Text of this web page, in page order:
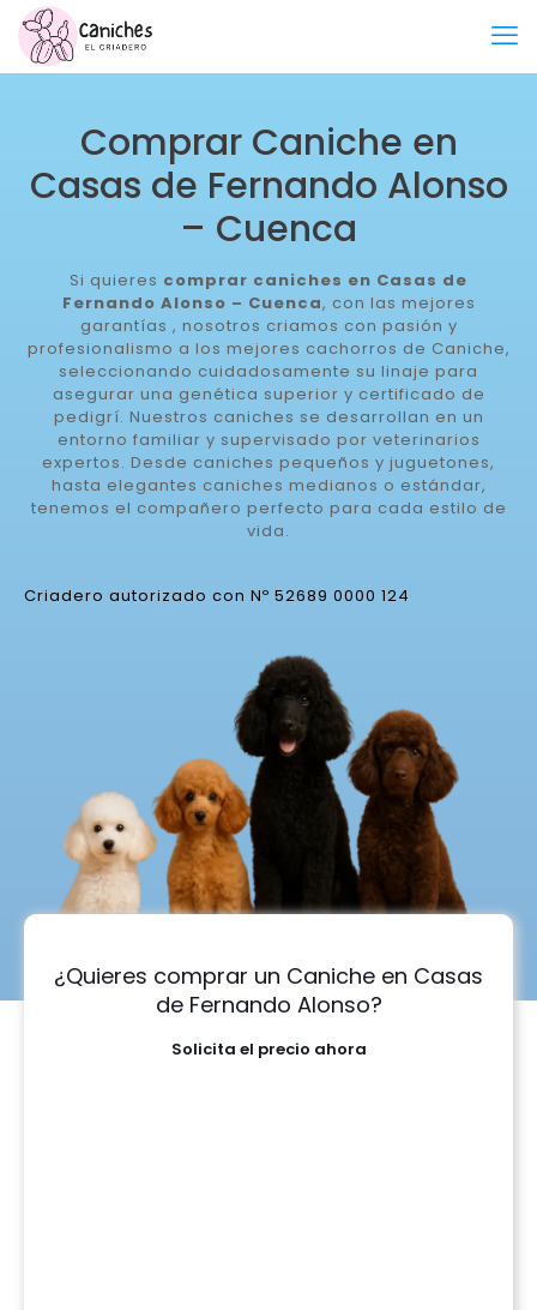
Comprar Caniche en
Casas de Fernando Alonso
– Cuenca
Si quieres comprar caniches en Casas de
Fernando Alonso – Cuenca, con las mejores
garantías , nosotros criamos con pasión y
profesionalismo a los mejores cachorros de Caniche,
seleccionando cuidadosamente su linaje para
asegurar una genética superior y certificado de
pedigrí. Nuestros caniches se desarrollan en un
entorno familiar y supervisado por veterinarios
expertos. Desde caniches pequeños y juguetones,
hasta elegantes caniches medianos o estándar,
tenemos el compañero perfecto para cada estilo de
vida.
Criadero autorizado con Nº 52689 0000 124
¿Quieres comprar un Caniche en Casas
de Fernando Alonso?
Solicita el precio ahora